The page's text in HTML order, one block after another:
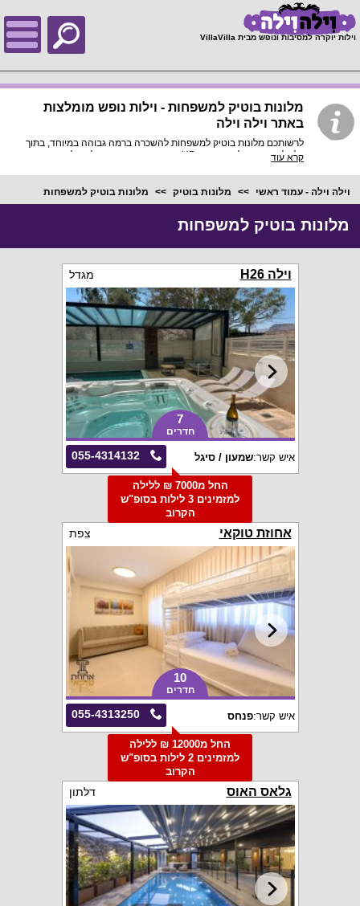
וילות יוקרה למסיבות ונופש מבית VillaVilla
מלונות בוטיק למשפחות - וילות נופש מומלצות
באתר וילה וילה
לרשותכם מלונות בוטיק למשפחות להשכרה ברמה גבוהה במיוחד, בתוך
כל וילה פירוט מלא, תמונות HD והכי חשוב התאמה מלאה לסמארטפונים
קרא עוד
וילה וילה - עמוד ראשי מלונות בוטיק מלונות בוטיק למשפחות
מלונות בוטיק למשפחות
וילה H26 מגדל
7
חדרים
055-4314132 איש קשר:שמעון / סיגל
החל מ7000 ₪ ללילה
למזמינים 3 לילות בסופ"ש
הקרוב
אחוזת טוקאי צפת
10
חדרים
055-4313250 איש קשר:פנחס
החל מ12000 ₪ ללילה
למזמינים 2 לילות בסופ"ש
הקרוב
גלאס האוס דלתון